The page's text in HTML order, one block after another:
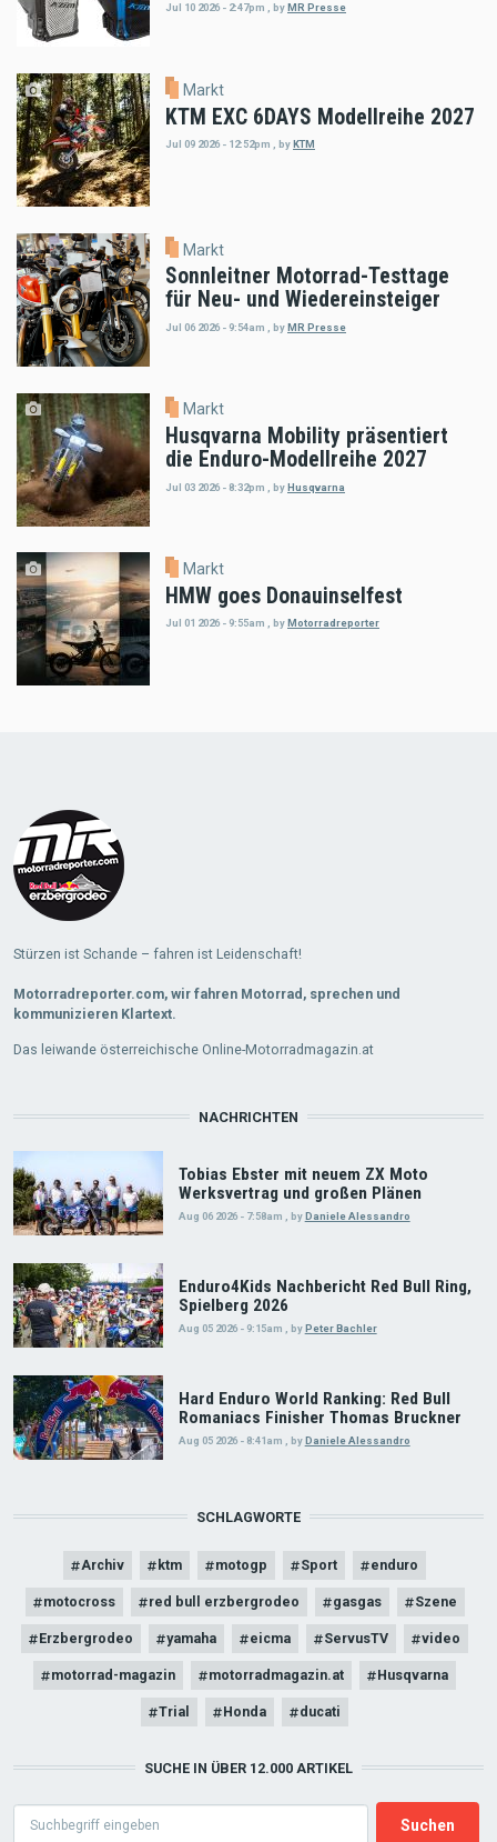
Jul 10 2026 - 2:47pm , byMR Presse
Markt
KTM EXC 6DAYS Modellreihe 2027
Jul 09 2026 - 12:52pm byKTM
Markt
Sonnleitner Motorrad-Testtage
für Neu- und Wiedereinsteiger
Jul 06 2026 - 9:54am byMR Presse
Markt
Husqvarna Mobility präsentiert
die Enduro-Modellreihe 2027
Jul 03 2026 - 8:32pm byHusqvarna
Markt
HMW goes Donauinselfest
Jul 01 2026 - 9:55am , by Motorradreporter
Stürzen ist Schande – fahren ist Leidenschaft!
Motorradreporter.com, wir fahren Motorrad, sprechen und
kommunizieren Klartext.
Das leiwande österreichische Online-Motorradmagazin.at
NACHRICHTEN
Tobias Ebster mit neuem ZX Moto
Werksvertrag und großen Plänen
Aug 06 2026 - 7:58am , by Daniele Alessandro
Enduro4Kids Nachbericht Red Bull Ring,
Spielberg 2026
Aug 05 2026 - 9:15am , byPeter Bachler
Hard Enduro World Ranking: Red Bull
Romaniacs Finisher Thomas Bruckner
Aug 05 2026 - 8:41am byDaniele Alessandro
SCHLAGWORTE
Archiv ktm motogp Sport enduro
motocross red bull erzbergrodeo gasgas Szene
Erzbergrodeo yamaha eicma ServusTV video
motorrad-magazin motorradmagazin.at Husqvarna
Trial Honda ducati
SUCHE IN ÜBER 12.000 ARTIKEL